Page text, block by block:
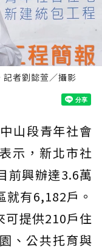
者劉懿萱／攝影
山段青年社會
示，新北市社
前興辦達3.6萬
就有6,182戶。
可提供210戶住
、公共托育與